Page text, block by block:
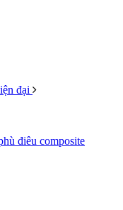
đại
điêu composite